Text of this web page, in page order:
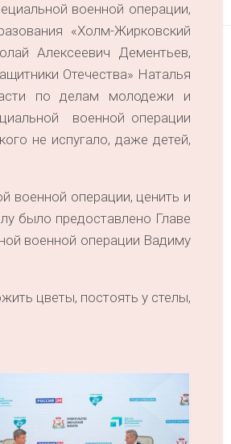
военной операции,
«Холм-Жирковский
Алексеевич Дементьев,
Отечества» Наталья
по делам молодежи и
военной операции
не испугало, даже детей,
военной операции, ценить и
было предоставлено Главе
военной операции Вадиму
цветы, постоять у стелы,